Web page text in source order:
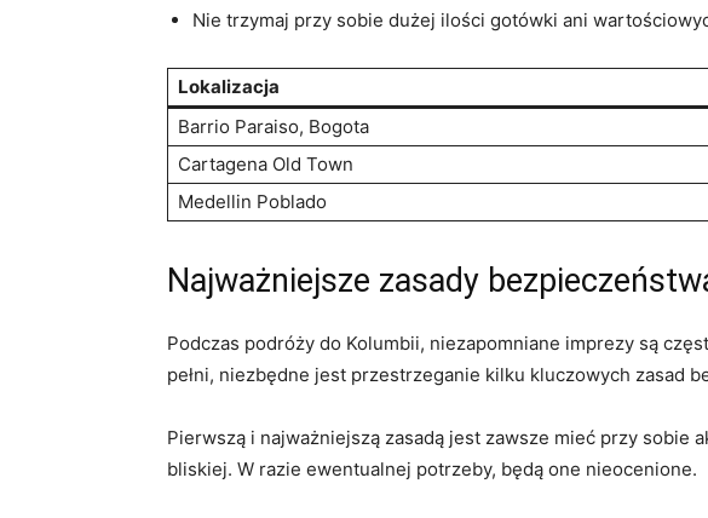
Nie trzymaj ​przy sobie dużej ⁣ilości gotówki⁢ ani
Lokalizacja
Barrio Paraiso, ‌Bogota
Cartagena ⁣Old ‍Town
Medellin Poblado
Najważniejsze ⁢zasady
Podczas podróży do Kolumbii, ⁣niezapomniane imprezy ⁢są
pełni, niezbędne jest ⁤przestrzeganie kilku kluczowych‌ zasad
Pierwszą ⁢i najważniejszą zasadą jest zawsze mieć przy​ sobie
bliskiej. W​ razie ewentualnej potrzeby, będą one nieocenione.